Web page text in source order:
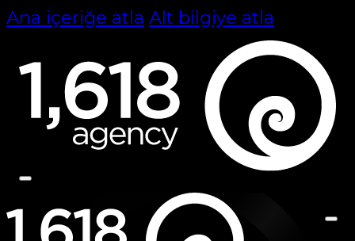
Ana içeriğe atla Alt bilgiye atla